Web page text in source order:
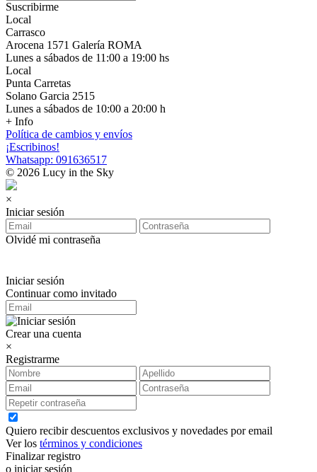
Suscribirme
Local
Carrasco
Arocena 1571 Galería ROMA
Lunes a sábados de 11:00 a 19:00 hs
Local
Punta Carretas
Solano Garcia 2515
Lunes a sábados de 10:00 a 20:00 h
+ Info
Política de cambios y envíos
¡Escribinos!
Whatsapp: 091636517
© 2026 Lucy in the Sky
×
Iniciar sesión
Olvidé mi contraseña
Iniciar sesión
Continuar como invitado
Crear una cuenta
×
Registrarme
Quiero recibir descuentos exclusivos y novedades por email
Ver los términos y condiciones
Finalizar registro
o iniciar sesión